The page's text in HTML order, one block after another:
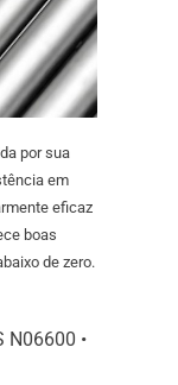
por sua
em
eficaz
boas
de zero.
N06600 •